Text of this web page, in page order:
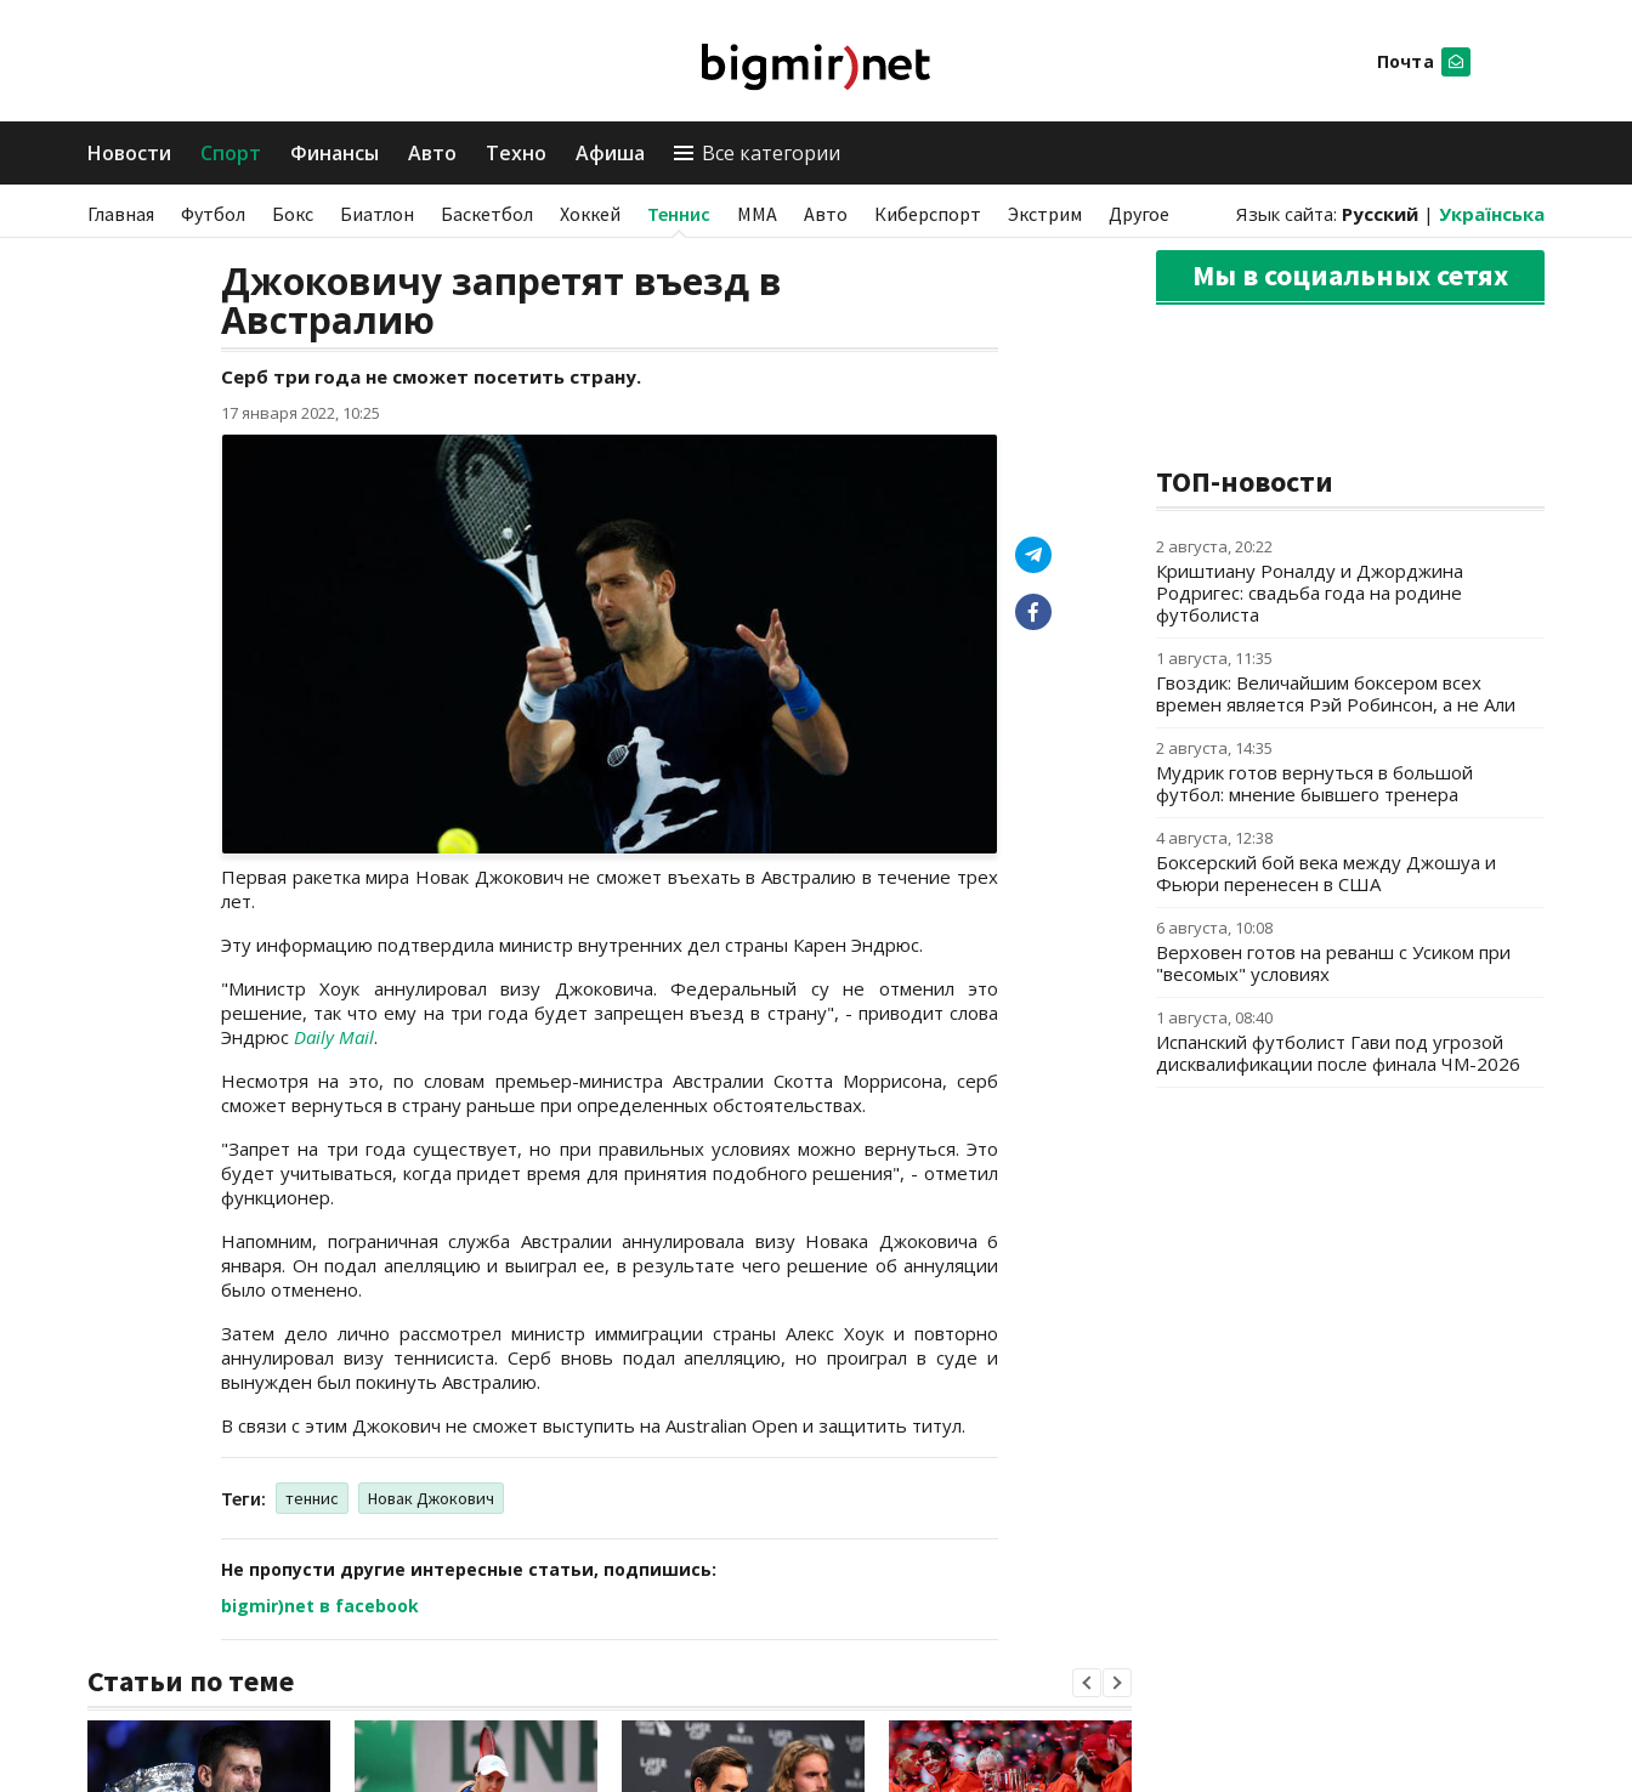
Почта
Новости Спорт Финансы Авто Техно Афиша Все категории
Главная Футбол Бокс Биатлон Баскетбол Хоккей Теннис ММА Авто Киберспорт Экстрим Другое Язык сайта: Русский | Українська
Джоковичу запретят въезд в
Австралию
Серб три года не сможет посетить страну.
17 января 2022, 10:25
Первая ракетка мира Новак Джокович не сможет въехать в Австралию в течение трех
лет.
Эту информацию подтвердила министр внутренних дел страны Карен Эндрюс.
"Министр Хоук аннулировал визу Джоковича. Федеральный су не отменил это
решение, так что ему на три года будет запрещен въезд в страну", - приводит слова
Эндрюс Daily Mail.
Несмотря на это, по словам премьер-министра Австралии Скотта Моррисона, серб
сможет вернуться в страну раньше при определенных обстоятельствах.
"Запрет на три года существует, но при правильных условиях можно вернуться. Это
будет учитываться, когда придет время для принятия подобного решения", - отметил
функционер.
Напомним, пограничная служба Австралии аннулировала визу Новака Джоковича 6
января. Он подал апелляцию и выиграл ее, в результате чего решение об аннуляции
было отменено.
Затем дело лично рассмотрел министр иммиграции страны Алекс Хоук и повторно
аннулировал визу теннисиста. Серб вновь подал апелляцию, но проиграл в суде и
вынужден был покинуть Австралию.
В связи с этим Джокович не сможет выступить на Australian Open и защитить титул.
Теги: теннис Новак Джокович
Не пропусти другие интересные статьи, подпишись:
bigmir)net в facebook
Статьи по теме
Мы в социальных сетях
ТОП-новости
2 августа, 20:22
Криштиану Роналду и Джорджина
Родригес: свадьба года на родине
футболиста
1 августа, 11:35
Гвоздик: Величайшим боксером всех
времен является Рэй Робинсон, а не Али
2 августа, 14:35
Мудрик готов вернуться в большой
футбол: мнение бывшего тренера
4 августа, 12:38
Боксерский бой века между Джошуа и
Фьюри перенесен в США
6 августа, 10:08
Верховен готов на реванш с Усиком при
"весомых" условиях
1 августа, 08:40
Испанский футболист Гави под угрозой
дисквалификации после финала ЧМ-2026